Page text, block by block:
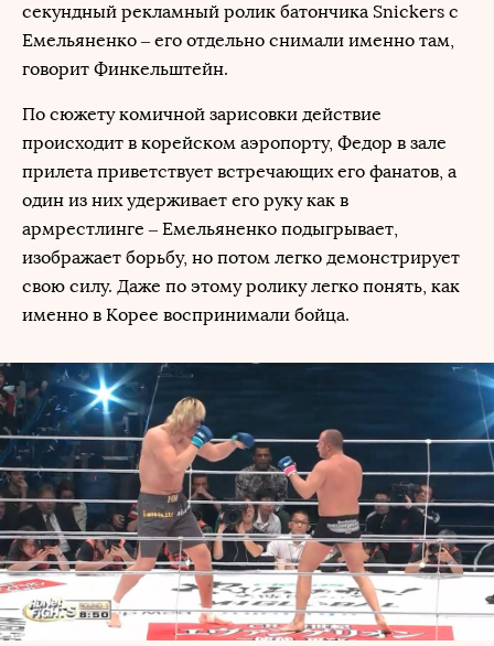
секундный рекламный ролик батончика Snickers с
Емельяненко – его отдельно снимали именно там,
говорит Финкельштейн.
По сюжету комичной зарисовки действие
происходит в корейском аэропорту, Федор в зале
прилета приветствует встречающих его фанатов, а
один из них удерживает его руку как в
армрестлинге – Емельяненко подыгрывает,
изображает борьбу, но потом легко демонстрирует
свою силу. Даже по этому ролику легко понять, как
именно в Корее воспринимали бойца.